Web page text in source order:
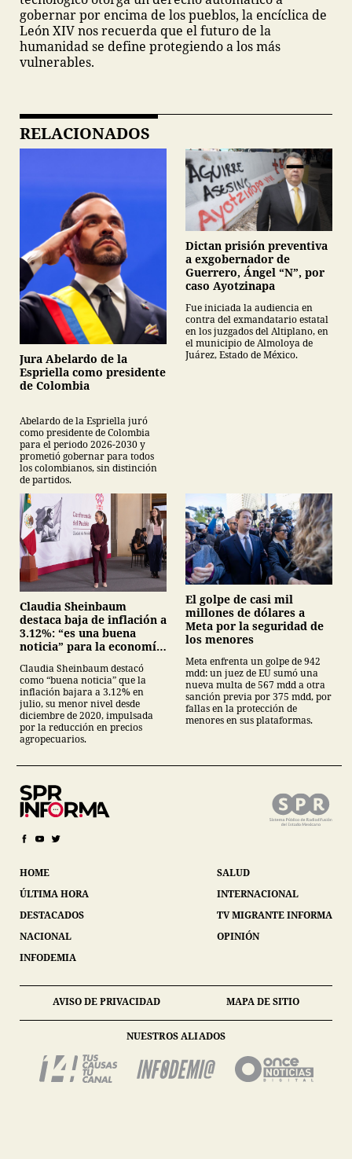
gobernar por encima de los pueblos, la encíclica de
León XIV nos recuerda que el futuro de la
humanidad se define protegiendo a los más
vulnerables.
RELACIONADOS
Jura Abelardo de la
Espriella como presidente
de Colombia
Abelardo de la Espriella juró
como presidente de Colombia
para el periodo 2026-2030 y
prometió gobernar para todos
los colombianos, sin distinción
de partidos.
Dictan prisión preventiva
a exgobernador de
Guerrero, Ángel “N”, por
caso Ayotzinapa
Fue iniciada la audiencia en
contra del exmandatario estatal
en los juzgados del Altiplano, en
el municipio de Almoloya de
Juárez, Estado de México.
Claudia Sheinbaum
destaca baja de inflación a
3.12%: “es una buena
noticia” para la economía
Claudia Sheinbaum destacó
como “buena noticia” que la
inflación bajara a 3.12% en
julio, su menor nivel desde
diciembre de 2020, impulsada
por la reducción en precios
agropecuarios.
El golpe de casi mil
millones de dólares a
Meta por la seguridad de
los menores
Meta enfrenta un golpe de 942
mdd: un juez de EU sumó una
nueva multa de 567 mdd a otra
sanción previa por 375 mdd, por
fallas en la protección de
menores en sus plataformas.
HOME
ÚLTIMA HORA
DESTACADOS
NACIONAL
INFODEMIA
SALUD
INTERNACIONAL
TV MIGRANTE INFORMA
OPINIÓN
AVISO DE PRIVACIDAD MAPA DE SITIO
NUESTROS ALIADOS